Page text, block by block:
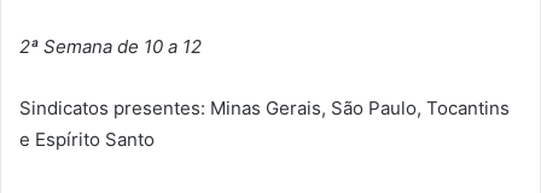
2ª Semana de 10 a 12
Sindicatos presentes: Minas Gerais, São Paulo, Tocantins
e Espírito Santo